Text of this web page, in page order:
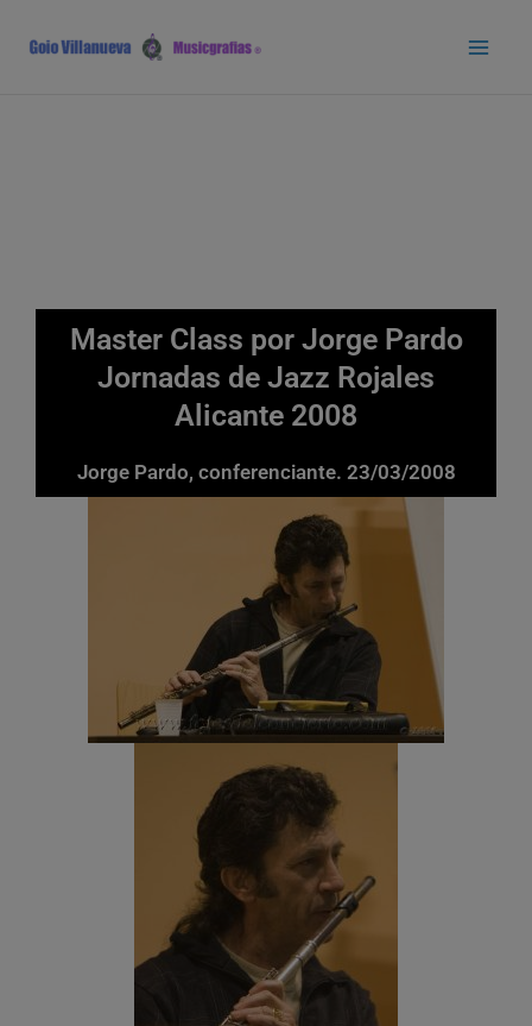
contenido
Master Class por Jorge Pardo
Jornadas de Jazz Rojales
Alicante 2008
Jorge Pardo, conferenciante. 23/03/2008